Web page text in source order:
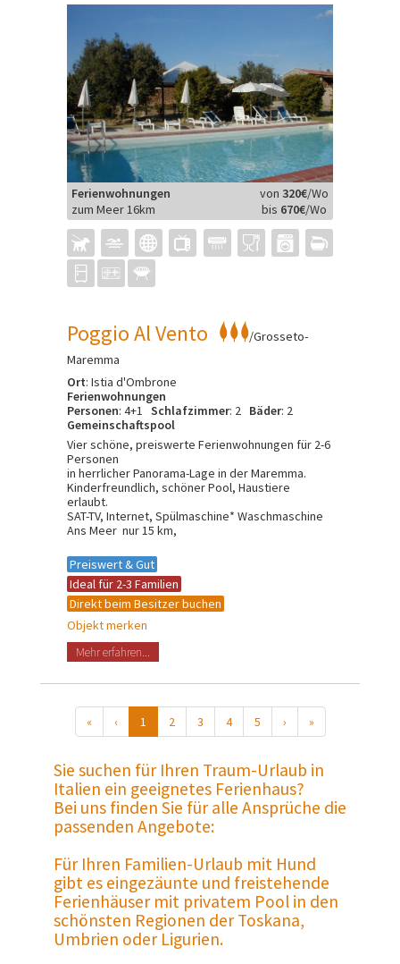
Ferienwohnungen von 320€/Wo
bis 670€/Wo
zum Meer 16km
Poggio Al Vento
/Grosseto-
Maremma
Ort: Istia d'Ombrone
Ferienwohnungen
Personen: 4+1 Schlafzimmer: 2 Bäder: 2
Gemeinschaftspool
Vier schöne, preiswerte Ferienwohnungen für 2-6
Personen
in herrlicher Panorama-Lage in der Maremma.
Kinderfreundlich, schöner Pool, Haustiere
erlaubt.
SAT-TV, Internet, Spülmaschine* Waschmaschine
Ans Meer nur 15 km,
Preiswert & Gut
Ideal für 2-3 Familien
Direkt beim Besitzer buchen
Objekt merken
Mehr erfahren...
« ‹ 1 2 3 4 5 › »
Sie suchen für Ihren Traum-Urlaub in
Italien ein geeignetes Ferienhaus?
Bei uns finden Sie für alle Ansprüche die
passenden Angebote:
Für Ihren Familien-Urlaub mit Hund
gibt es eingezäunte und freistehende
Ferienhäuser mit privatem Pool in den
schönsten Regionen der Toskana,
Umbrien oder Ligurien.